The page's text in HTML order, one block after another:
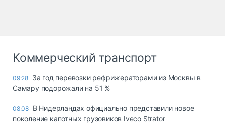
Коммерческий транспорт
09:28 За год перевозки рефрижераторами из Москвы в
Самару подорожали на 51 %
08.08 В Нидерландах официально представили новое
поколение капотных грузовиков Iveco Strator